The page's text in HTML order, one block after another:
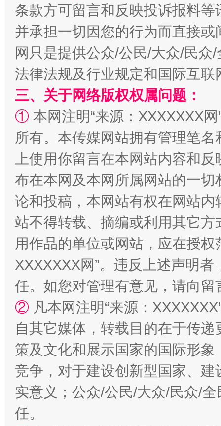
扯下公款旅游的“隐身衣” 如何以
“蜀中异人”王建安的艺术幻境
条款方可留言和反映投诉报料
并承担一切因您的行为而直接
网只是提供公众/公民/大众/民
法律法规及行业规定和国际互
三、关于网络版权权属问题：
① 本网注明“来源：XXXXXXX
所有。本传媒网站拥有管理笔
上使用你留言在本网站内容和
布在本网及本网所属网站的一
论和投稿，本网站有权在网站
站不得转载、摘编或利用其它
用作品的单位或网站，应在授
XXXXXXX网”。违反上述声明
任。如您对管理有意见，请向
② 凡本网注明“来源：
自其它媒体，转载目的在于传
策及文化和展示国家的国际形
竞争，对于建设创新型国家、
实意义；公众/公民/大众/民众/
任。